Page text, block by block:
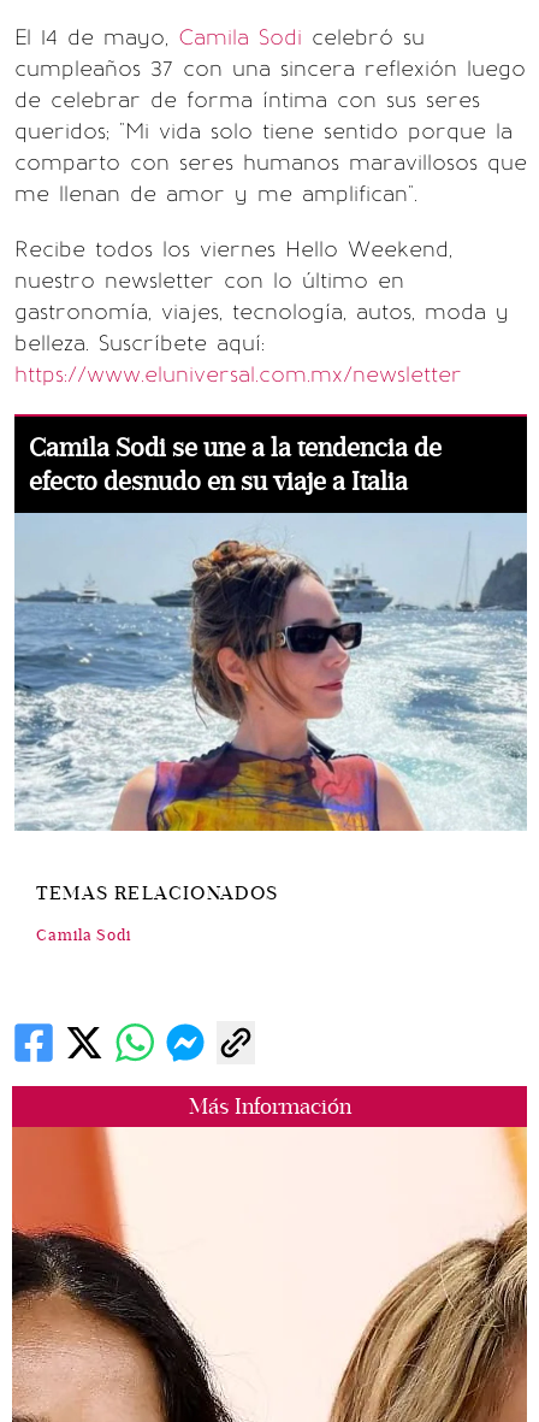
Más Información
El 14 de mayo, Camila Sodi celebró su
cumpleaños 37 con una sincera reflexión luego
de celebrar de forma íntima con sus seres
queridos; "Mi vida solo tiene sentido porque la
comparto con seres humanos maravillosos que
me llenan de amor y me amplifican".
Recibe todos los viernes Hello Weekend,
nuestro newsletter con lo último en
gastronomía, viajes, tecnología, autos, moda y
belleza. Suscríbete aquí:
https://www.eluniversal.com.mx/newsletter
Camila Sodi se une a la tendencia de
efecto desnudo en su viaje a Italia
TEMAS RELACIONADOS
Camila Sodi